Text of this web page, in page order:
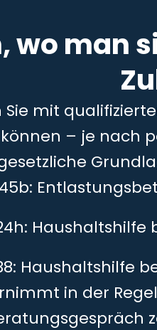
wo man
mit
– je nach
45b:
24h:
Haushaltshilfe
in der